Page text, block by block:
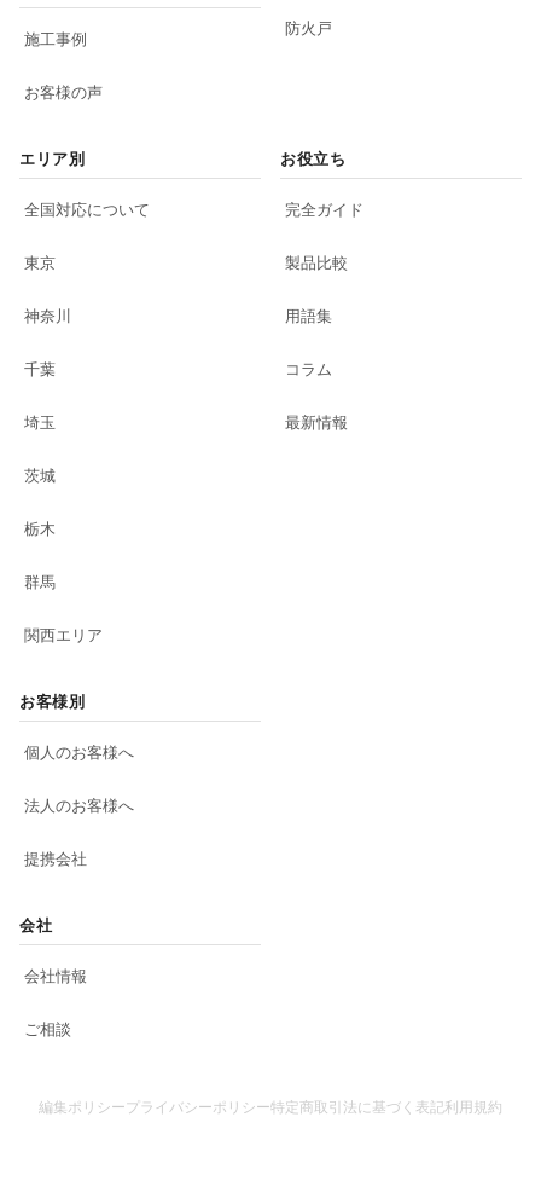
施工事例
お客様の声
防火戸
エリア別
全国対応について
東京
神奈川
千葉
埼玉
茨城
栃木
群馬
関西エリア
お役立ち
完全ガイド
製品比較
用語集
コラム
最新情報
お客様別
個人のお客様へ
法人のお客様へ
提携会社
会社
会社情報
ご相談
編集ポリシープライバシーポリシー特定商取引法に基づく表記利用規約